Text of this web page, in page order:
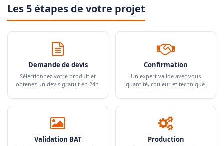
Les 5 étapes de votre projet
Demande de devis
Sélectionnez votre produit et
obtenez un devis gratuit en 24h.
Confirmation
Un expert valide avec vous
quantité, couleur et technique.
Validation BAT Production